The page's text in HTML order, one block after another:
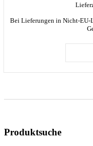
Bei Lieferungen in Nicht-EU-
Produktsuche